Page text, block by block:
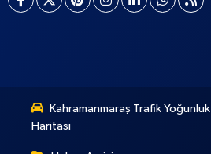
Kahramanmaraş Trafik Yoğunluk
Haritası